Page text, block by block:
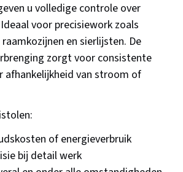
u volledige controle over
voor precisiework zoals
en sierlijsten. De
zorgt voor consistente
afhankelijkheid van stroom of
of energieverbruik
bij detail werk